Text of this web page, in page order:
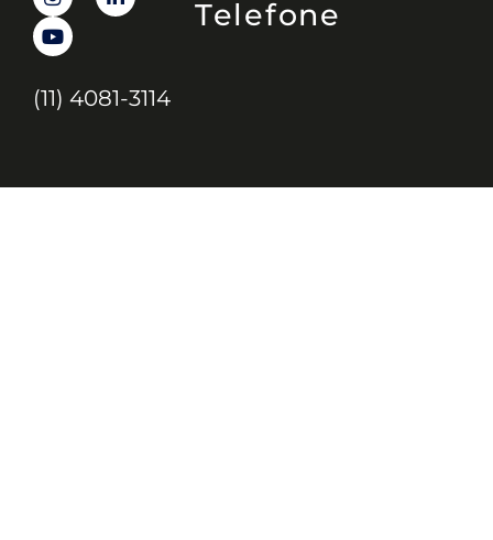
Telefone
(11) 4081-3114